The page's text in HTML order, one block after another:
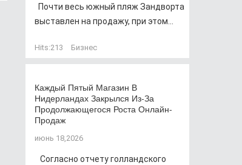
Почти весь южный пляж Зандворта
выставлен на продажу, при этом...
Hits:213 Бизнес
Каждый Пятый Магазин В
Нидерландах Закрылся Из-За
Продолжающегося Роста Онлайн-
Продаж
июнь 18,2026
Согласно отчету голландского